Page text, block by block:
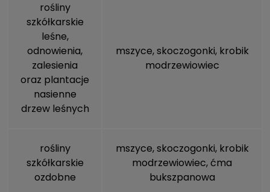
rośliny
szkółkarskie
leśne,
odnowienia,
zalesienia
oraz plantacje
nasienne
drzew leśnych
mszyce, skoczogonki, krobik
modrzewiowiec
rośliny
szkółkarskie
ozdobne
mszyce, skoczogonki, krobik
modrzewiowiec, ćma
bukszpanowa